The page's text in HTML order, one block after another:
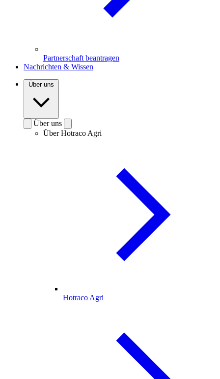
Partnerschaft beantragen
Nachrichten & Wissen
Über uns
Über uns
Über Hotraco Agri
Hotraco Agri